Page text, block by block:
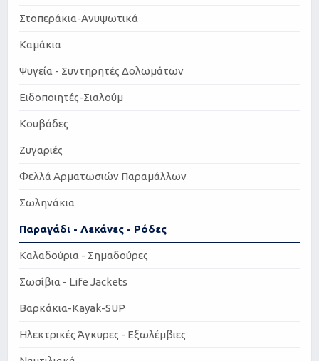
Στοπεράκια-Ανυψωτικά
Καμάκια
Ψυγεία - Συντηρητές Δολωμάτων
Ειδοποιητές-Σιαλούμ
Κουβάδες
Ζυγαριές
Φελλά Αρματωσιών Παραμάλλων
Σωληνάκια
Παραγάδι - Λεκάνες - Ρόδες
Καλαδούρια - Σημαδούρες
Σωσίβια - Life Jackets
Βαρκάκια-Kayak-SUP
Ηλεκτρικές Άγκυρες - Εξωλέμβιες